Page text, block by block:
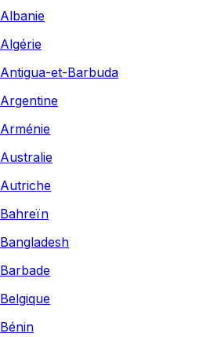
Albanie
Algérie
Antigua-et-Barbuda
Argentine
Arménie
Australie
Autriche
Bahreïn
Bangladesh
Barbade
Belgique
Bénin